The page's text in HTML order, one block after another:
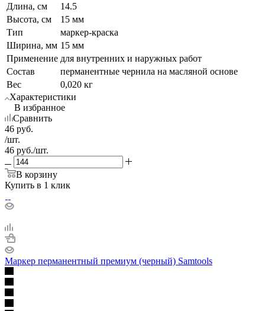
Длина, см
14.5
Высота, см
15 мм
Тип
маркер-краска
Ширина, мм 15 мм
Применение для внутренних и наружных работ
Состав
перманентные чернила на масляной основе
Вес
0,020 кг
Характеристики
В избранное
Сравнить
46 руб.
/шт.
46 руб./шт.
В корзину
Купить в 1 клик
Маркер перманентный премиум (черный) Samtools